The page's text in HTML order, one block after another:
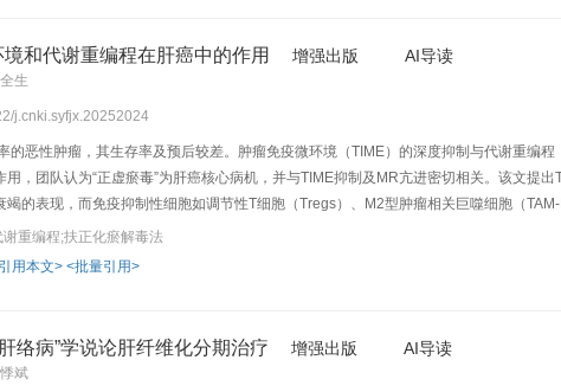
积增加等典型纤维化特征；TEM显示核膜变性、线粒体肿胀、内质网扩张、细胞器外溢
，NLRP3、Caspase-1、GSDMD表达显著升高（P<0.01），IL-1β、IL-18表达显著
组血清ALT、AST显著降低（P<0.01）；肝组织病理损伤及纤维化不同程度减轻；
m升高但差异无统计学意义；GFW-M组mtDNA mRNA明显下降（P<0.05），GFW-H
mRNA显著降低（P<0.01）；Western blot结果显示，GFW各剂量组和DZW组NLRP3
），GFW-M组剪切的（cleaved） Caspase-1蛋白表达明显下调（P<0.05），GFW-H
和代谢重编程在肝癌中的作用 增强出版 AI导读
生
j.cnki.syfjx.20252024
的恶性肿瘤，其生存率及预后较差。肿瘤免疫微环境（TIME）的深度抑制与代谢重编
，团队认为“正虚瘀毒”为肝癌核心病机，并与TIME抑制及MR亢进密切相关。该文提出
的表现，而免疫抑制性细胞如调节性T细胞（Tregs）、M2型肿瘤相关巨噬细胞（
”的物质基础，瘀毒具有瘀热性，反映在糖酵解及脂质合成异常亢进；瘀毒具有流窜性
免疫细胞的功能抑制。TIME与MR恶性循环是“正虚瘀毒互结”的生物学病理反应，免疫
为主要治法，可通过扶正益气调节磷脂酰肌醇3-激酶（PI3K）/蛋白激酶B（Akt）、
；亦可通过化瘀解毒调控PI3K/Akt/哺乳动物雷帕霉素靶蛋白（mTOR）、HIF-1α信号通
谢网络，打破“正虚瘀毒”恶性循环，为肝癌中西医结合治疗提供新策略。
重编程;扶正化瘀解毒法
用本文> <批量引用>
络病”学说论肝纤维化分期治疗 增强出版 AI导读
斌